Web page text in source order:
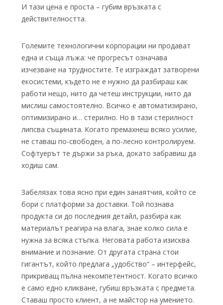
И тази цена е проста – губим връзката с
действителността.
Големите технологични корпорации ни продават
една и съща лъжа: че прогресът означава
изчезване на трудностите. Те изграждат затворени
екосистеми, където не е нужно да разбираш как
работи нещо, нито да четеш инструкции, нито да
мислиш самостоятелно. Всичко е автоматизирано,
оптимизирано и… стерилно. Но в тази стерилност
липсва същината. Когато премахнеш всяко усилие,
не ставаш по-свободен, а по-лесно контролируем.
Софтуерът те държи за ръка, докато забравиш да
ходиш сам.
Забелязах това ясно при един занаятчия, който се
бори с платформи за доставки. Той познава
продукта си до последния детайл, разбира как
материалът реагира на влага, знае колко сила е
нужна за всяка стъпка. Неговата работа изисква
внимание и познание. От другата страна стои
гигантът, който предлага „удобство“ – интерфейс,
прикриващ пълна некомпетентност. Когато всичко
е само едно кликване, губиш връзката с предмета.
Ставаш просто клиент, а не майстор на умението.